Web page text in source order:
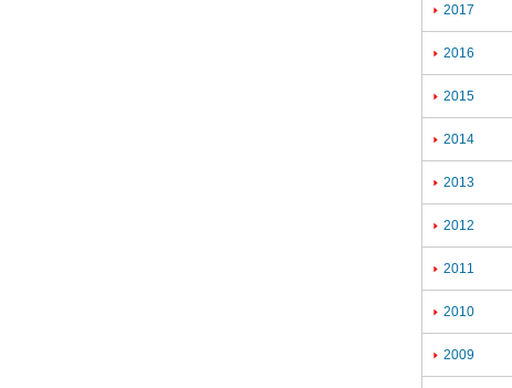
 2017
 2016
 2015
 2014
 2013
 2012
 2011
 2010
 2009